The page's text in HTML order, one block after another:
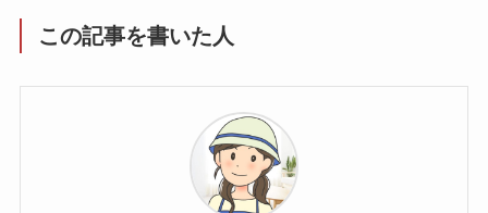
この記事を書いた人